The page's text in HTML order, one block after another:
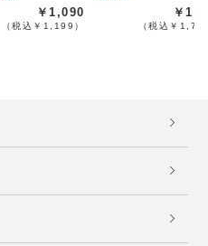
￥1,090
（税込￥1,199）
￥
（税込￥